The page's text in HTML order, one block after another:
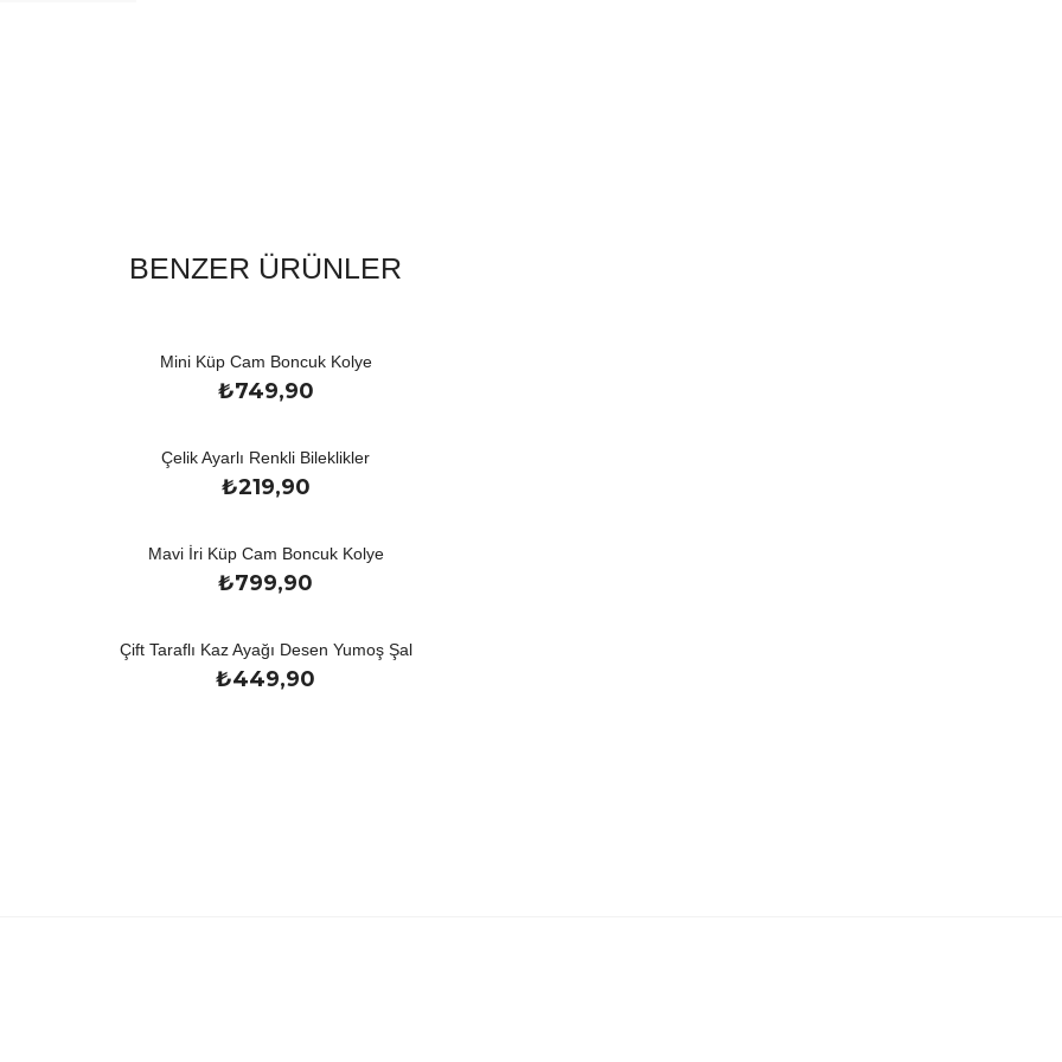
BENZER ÜRÜNLER
Mini Küp Cam Boncuk Kolye
₺749,90
Çelik Ayarlı Renkli Bileklikler
₺219,90
Mavi İri Küp Cam Boncuk Kolye
₺799,90
Çift Taraflı Kaz Ayağı Desen Yumoş Şal
₺449,90